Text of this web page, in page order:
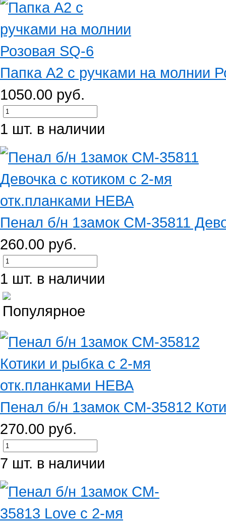
Папка А2 с ручками на молнии
1050.00 руб.
1 шт. в наличии
Пенал б/н 1замок CM-35811
260.00 руб.
1 шт. в наличии
Пенал б/н 1замок CM-35812
270.00 руб.
7 шт. в наличии